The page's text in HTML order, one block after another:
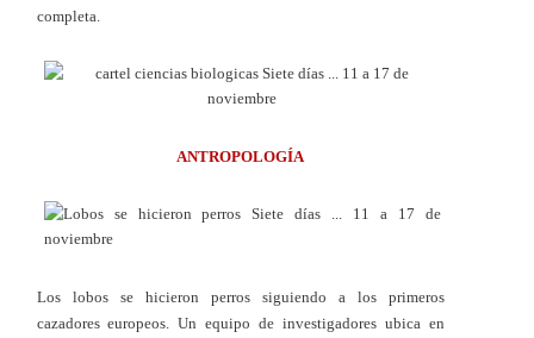
completa.
ANTROPOLOGÍA
Los lobos se hicieron perros siguiendo a los primeros
cazadores europeos. Un equipo de investigadores ubica en